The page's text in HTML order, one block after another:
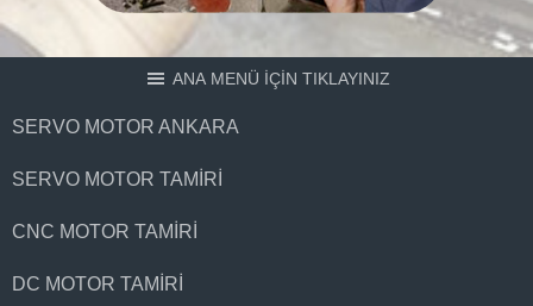
ANA MENÜ İÇİN TIKLAYINIZ
SERVO MOTOR ANKARA
SERVO MOTOR TAMIRI
CNC MOTOR TAMIRI
DC MOTOR TAMIRI